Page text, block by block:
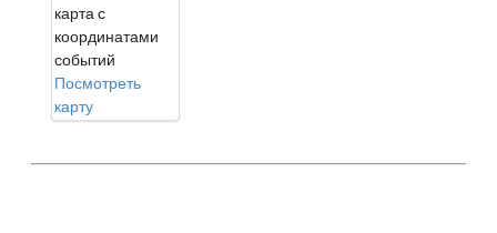
карта с
координатами
событий
Посмотреть
карту